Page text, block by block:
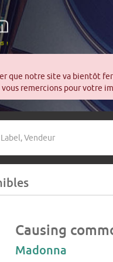
que notre site va bientôt
vous remercions pour votre
Causing
Madonna